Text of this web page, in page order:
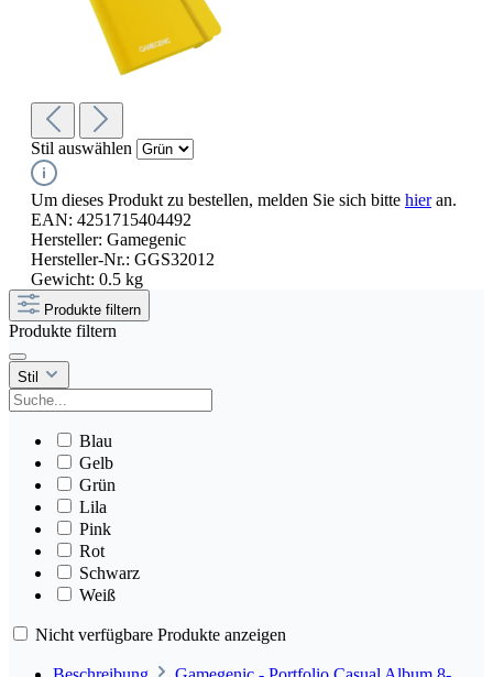
Stil auswählen
Um dieses Produkt zu bestellen, melden Sie sich bitte hieran.
EAN: 4251715404492
Hersteller: Gamegenic
Hersteller-Nr.: GGS32012
Gewicht: 0.5 kg
Produkte filtern
Produkte filtern
Stil
Blau
Gelb
Grün
Lila
Pink
Rot
Schwarz
Weiß
Nicht verfügbare Produkte anzeigen